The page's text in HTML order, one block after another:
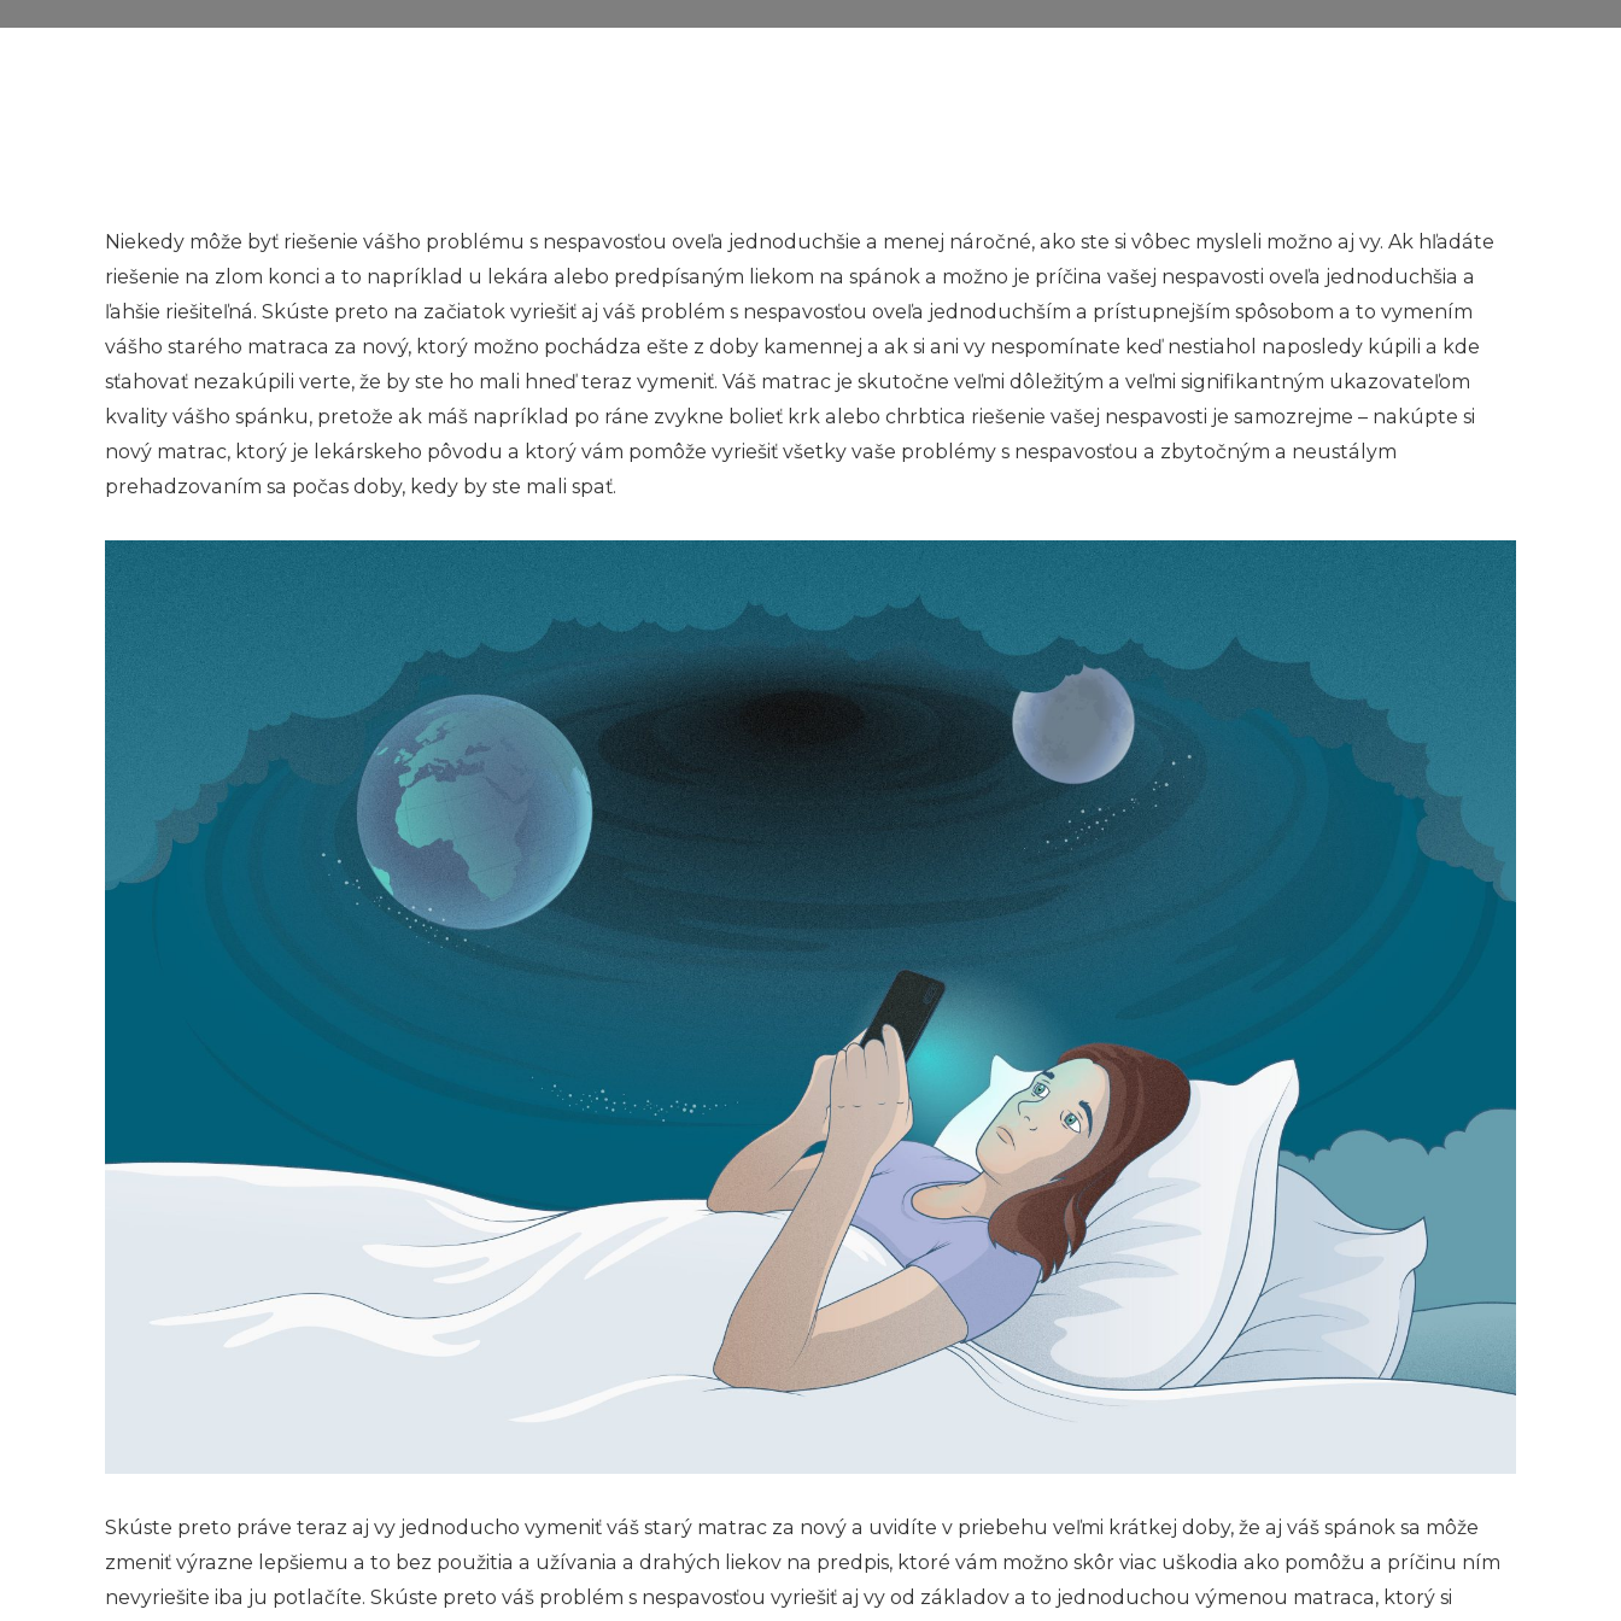
Niekedy môže byť riešenie vášho problému s nespavosťou oveľa jednoduchšie a menej náročné, ako ste si vôbec mysleli možno aj vy. Ak hľadáte
riešenie na zlom konci a to napríklad u lekára alebo predpísaným liekom na spánok a možno je príčina vašej nespavosti oveľa jednoduchšia a
ľahšie riešiteľná. Skúste preto na začiatok vyriešiť aj váš problém s nespavosťou oveľa jednoduchším a prístupnejším spôsobom a to vymením
vášho starého matraca za nový, ktorý možno pochádza ešte z doby kamennej a ak si ani vy nespomínate keď nestiahol naposledy kúpili a kde
sťahovať nezakúpili verte, že by ste ho mali hneď teraz vymeniť. Váš matrac je skutočne veľmi dôležitým a veľmi signifikantným ukazovateľom
kvality vášho spánku, pretože ak máš napríklad po ráne zvykne bolieť krk alebo chrbtica riešenie vašej nespavosti je samozrejme – nakúpte si
nový matrac, ktorý je lekárskeho pôvodu a ktorý vám pomôže vyriešiť všetky vaše problémy s nespavosťou a zbytočným a neustálym
prehadzovaním sa počas doby, kedy by ste mali spať.
Skúste preto práve teraz aj vy jednoducho vymeniť váš starý matrac za nový a uvidíte v priebehu veľmi krátkej doby, že aj váš spánok sa môže
zmeniť výrazne lepšiemu a to bez použitia a užívania a drahých liekov na predpis, ktoré vám možno skôr viac uškodia ako pomôžu a príčinu ním
nevyriešite iba ju potlačíte. Skúste preto váš problém s nespavosťou vyriešiť aj vy od základov a to jednoduchou výmenou matraca, ktorý si